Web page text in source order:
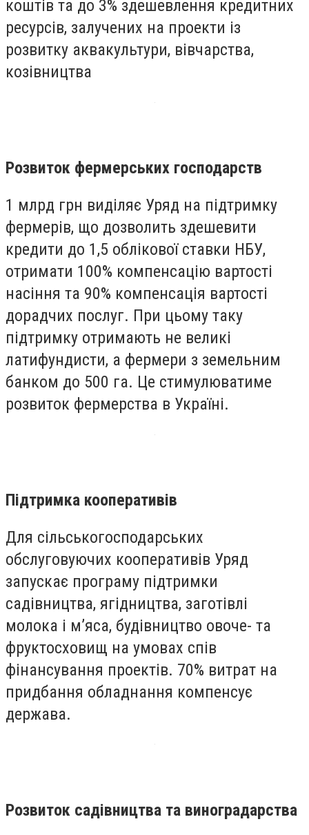
коштів та до 3% здешевлення кредитних
ресурсів, залучених на проекти із
розвитку аквакультури, вівчарства,
козівництва
Розвиток фермерських господарств
1 млрд грн виділяє Уряд на підтримку
фермерів, що дозволить здешевити
кредити до 1,5 облікової ставки НБУ,
отримати 100% компенсацію вартості
насіння та 90% компенсація вартості
дорадчих послуг. При цьому таку
підтримку отримають не великі
латифундисти, а фермери з земельним
банком до 500 га. Це стимулюватиме
розвиток фермерства в Україні.
Підтримка кооперативів
Для сільськогосподарських
обслуговуючих кооперативів Уряд
запускає програму підтримки
садівництва, ягідництва, заготівлі
молока і м’яса, будівництво овоче- та
фруктосховищ на умовах спів
фінансування проектів. 70% витрат на
придбання обладнання компенсує
держава.
Розвиток садівництва та виноградарства